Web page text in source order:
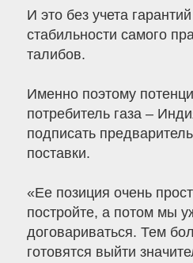
И это без учета
стабильности самого
талибов.
Именно поэтому
потребитель газа –
подписать
поставки.
«Ее позиция очень
постройте, а потом мы
договариваться. Тем
готовятся выйти